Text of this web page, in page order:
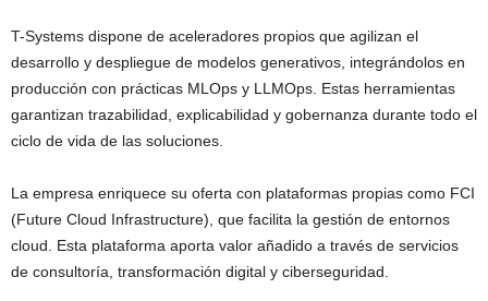
T-Systems dispone de aceleradores propios que agilizan el
desarrollo y despliegue de modelos generativos, integrándolos en
producción con prácticas MLOps y LLMOps. Estas herramientas
garantizan trazabilidad, explicabilidad y gobernanza durante todo el
ciclo de vida de las soluciones.
La empresa enriquece su oferta con plataformas propias como FCI
(Future Cloud Infrastructure), que facilita la gestión de entornos
cloud. Esta plataforma aporta valor añadido a través de servicios
de consultoría, transformación digital y ciberseguridad.